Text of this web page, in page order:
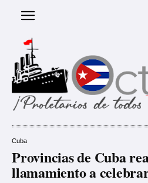
Cuba
Provincias de Cuba
llamamiento a